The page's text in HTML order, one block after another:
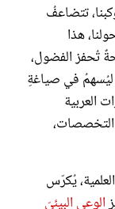
تتضاعفُ
هذا
تُحفز الفضول،
ليُسهمُ في صياغةِ
العربية
التخصصات،
يُكرّس
الوعي البيئيّ